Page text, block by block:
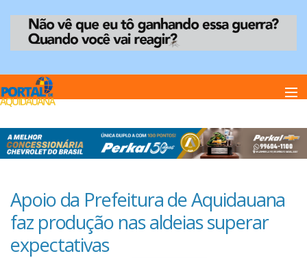
Home
Anuncie
Apoio da Prefeitura de Aquidauana
faz produção nas aldeias superar
expectativas